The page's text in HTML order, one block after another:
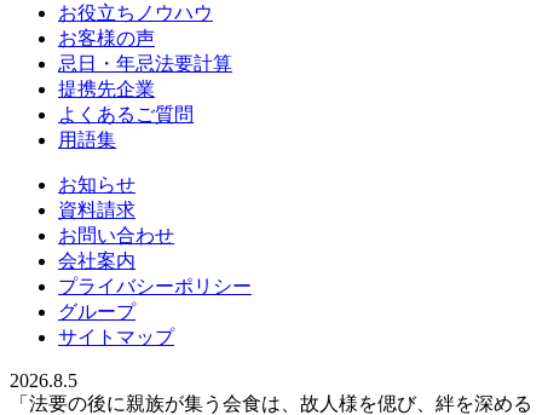
お役立ちノウハウ
お客様の声
忌日・年忌法要計算
提携先企業
よくあるご質問
用語集
お知らせ
資料請求
お問い合わせ
会社案内
プライバシーポリシー
グループ
サイトマップ
2026.8.5
「法要の後に親族が集う会食は、故人様を偲び、絆を深める